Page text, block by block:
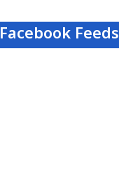
Facebook Feeds